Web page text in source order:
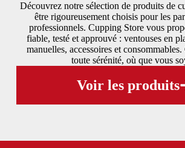
Découvrez notre sélection de produits de
être rigoureusement choisis pour les
professionnels. Cupping Store vous
fiable, testé et approuvé : ventouses en
manuelles, accessoires et
toute sérénité, où que vous
Voir les produits